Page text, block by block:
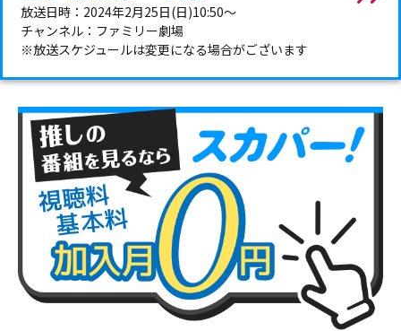
放送日時：2024年2月25日(日)10:50～
チャンネル：ファミリー劇場
※放送スケジュールは変更になる場合がございます